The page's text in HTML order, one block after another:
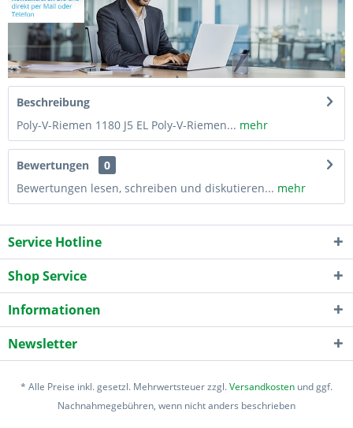
Beschreibung
Poly-V-Riemen 1180 J5 EL Poly-V-Riemen... mehr
Bewertungen
0
Bewertungen lesen, schreiben und diskutieren... mehr
Service Hotline
Shop Service
Informationen
Newsletter
* Alle Preise inkl. gesetzl. Mehrwertsteuer zzgl.Versandkosten und ggf.
Nachnahmegebühren, wenn nicht anders beschrieben